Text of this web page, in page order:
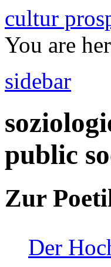
cultur
You are
sidebar
public
Zur
Der